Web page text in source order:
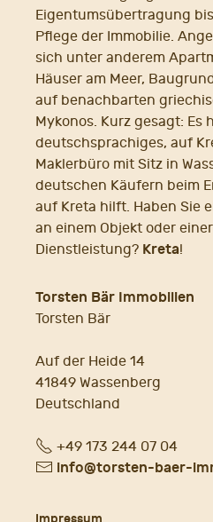
Eigentumsübertragung
Pflege der Immobilie.
sich unter anderem
Häuser am Meer,
auf benachbarten
Mykonos. Kurz gesagt: Es
deutschsprachiges, auf
Maklerbüro mit Sitz in
deutschen Käufern beim
auf Kreta hilft. Haben Sie
an einem Objekt oder
Dienstleistung? Kreta!
Torsten Bär Immobilien
Torsten Bär
Auf der Heide 14
41849 Wassenberg
Deutschland
Fon+49 173 244 07 04
E- info@torsten-baer-
Impressum